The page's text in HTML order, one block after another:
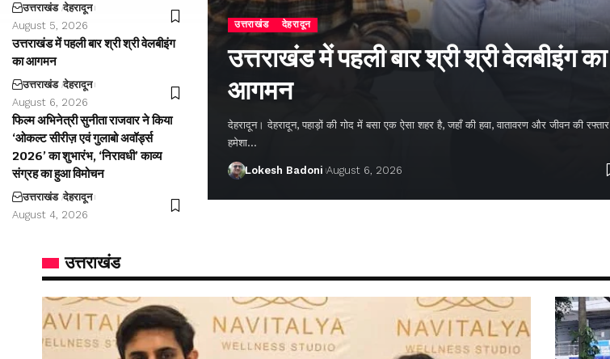
उत्तराखंड देहरादून
August 5, 2026
उत्तराखंड में पहली बार श्री श्री वेलबीइंग
का आगमन
उत्तराखंड देहरादून
August 6, 2026
फिल्म अभिनेत्री सुनीता राजवार ने किया
‘ओकल्ट सीरीज़ एवं गुलाबो अवॉर्ड्स
2026’ का शुभारंभ, ‘निरावधी’ काव्य
संग्रह का हुआ विमोचन
उत्तराखंड देहरादून
August 4, 2026
उत्तराखंड देहरादून
उत्तराखंड में पहली बार श्री श्री वेलबीइंग का
आगमन
देहरादून। देहरादून, पहाड़ों की गोद में बसा एक ऐसा शहर है, जहाँ की हवा, वातावरण और जीवन की रफ्तार
हमेशा…
Lokesh Badoni August 6, 2026
उत्तराखंड